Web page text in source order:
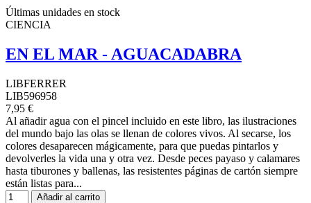
Últimas unidades en stock
CIENCIA
EN EL MAR - AGUACADABRA
LIBFERRER
LIB596958
7,95 €
Al añadir agua con el pincel incluido en este libro, las ilustraciones
del mundo bajo las olas se llenan de colores vivos. Al secarse, los
colores desaparecen mágicamente, para que puedas pintarlos y
devolverles la vida una y otra vez. Desde peces payaso y calamares
hasta tiburones y ballenas, las resistentes páginas de cartón siempre
están listas para...
Añadir al carrito